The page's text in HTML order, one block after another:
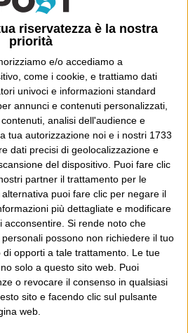
riservatezza è la nostra
priorità
e/o accediamo a
come i cookie, e trattiamo dati
univoci e informazioni standard
annunci e contenuti personalizzati,
analisi dell'audience e
tua autorizzazione noi e i nostri 1733
dati precisi di geolocalizzazione e
del dispositivo. Puoi fare clic
partner il trattamento per le
puoi fare clic per negare il
più dettagliate e modificare
acconsentire. Si rende noto che
possono non richiedere il tuo
opporti a tale trattamento. Le tue
solo a questo sito web. Puoi
o revocare il consenso in qualsiasi
sito e facendo clic sul pulsante
web.
ti piace
POST SUCCESSIVO
Nei panni di una bionda